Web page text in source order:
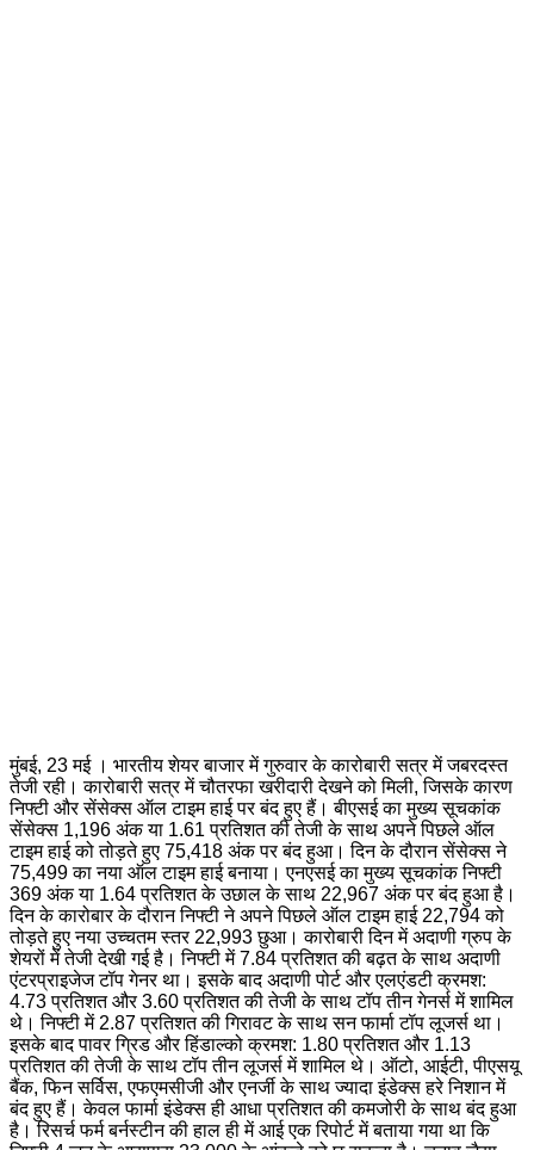
मुंबई, 23 मई । भारतीय शेयर बाजार में गुरुवार के कारोबारी सत्र में जबरदस्त
तेजी रही। कारोबारी सत्र में चौतरफा खरीदारी देखने को मिली, जिसके कारण
निफ्टी और सेंसेक्स ऑल टाइम हाई पर बंद हुए हैं। बीएसई का मुख्य सूचकांक
सेंसेक्स 1,196 अंक या 1.61 प्रतिशत की तेजी के साथ अपने पिछले ऑल
टाइम हाई को तोड़ते हुए 75,418 अंक पर बंद हुआ। दिन के दौरान सेंसेक्स ने
75,499 का नया ऑल टाइम हाई बनाया। एनएसई का मुख्य सूचकांक निफ्टी
369 अंक या 1.64 प्रतिशत के उछाल के साथ 22,967 अंक पर बंद हुआ है।
दिन के कारोबार के दौरान निफ्टी ने अपने पिछले ऑल टाइम हाई 22,794 को
तोड़ते हुए नया उच्चतम स्तर 22,993 छुआ। कारोबारी दिन में अदाणी ग्रुप के
शेयरों में तेजी देखी गई है। निफ्टी में 7.84 प्रतिशत की बढ़त के साथ अदाणी
एंटरप्राइजेज टॉप गेनर था। इसके बाद अदाणी पोर्ट और एलएंडटी क्रमश:
4.73 प्रतिशत और 3.60 प्रतिशत की तेजी के साथ टॉप तीन गेनर्स में शामिल
थे। निफ्टी में 2.87 प्रतिशत की गिरावट के साथ सन फार्मा टॉप लूजर्स था।
इसके बाद पावर ग्रिड और हिंडाल्को क्रमश: 1.80 प्रतिशत और 1.13
प्रतिशत की तेजी के साथ टॉप तीन लूजर्स में शामिल थे। ऑटो, आईटी, पीएसयू
बैंक, फिन सर्विस, एफएमसीजी और एनर्जी के साथ ज्यादा इंडेक्स हरे निशान में
बंद हुए हैं। केवल फार्मा इंडेक्स ही आधा प्रतिशत की कमजोरी के साथ बंद हुआ
है। रिसर्च फर्म बर्नस्टीन की हाल ही में आई एक रिपोर्ट में बताया गया था कि